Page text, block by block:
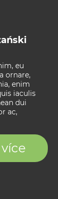
eu
ornare,
enim
iaculis
dui
ac,